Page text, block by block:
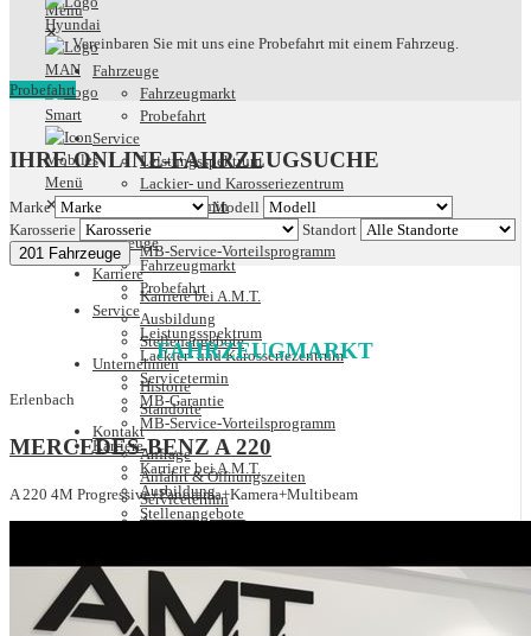
✕
Fahrzeuge
Fahrzeugmarkt
Probefahrt
Service
Leistungsspektrum
Lackier- und Karosseriezentrum
Servicetermin
MB-Garantie
MB-Service-Vorteilsprogramm
Karriere
Karriere bei A.M.T.
Ausbildung
Stellenangebote
Unternehmen
Historie
Standorte
Kontakt
Anfrage
Anfahrt & Öffnungszeiten
Servicetermin
Ansprechpartner
Nutzfahrzeugzentrum
✕
Fahrzeuge
Fahrzeugmarkt
Probefahrt
Service
Leistungsspektrum
Lackier- und Karosseriezentrum
Servicetermin
MB-Garantie
MB-Service-Vorteilsprogramm
Karriere
Karriere bei A.M.T.
Ausbildung
Stellenangebote
Standorte
Kontakt
Anfrage
Vereinbaren Sie mit uns eine Probefahrt mit einem Fahrzeug.
Probefahrt
IHRE ONLINE-FAHRZEUGSUCHE
Marke
Modell
Karosserie
Standort
201 Fahrzeuge
FAHRZEUGMARKT
Erlenbach
MERCEDES-BENZ A 220
A 220 4M Progressive+Panorama+Kamera+Multibeam